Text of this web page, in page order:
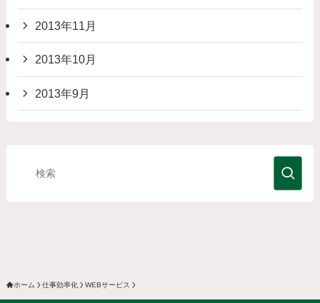
2013年11月
2013年10月
2013年9月
ホーム 仕事効率化 WEBサービス